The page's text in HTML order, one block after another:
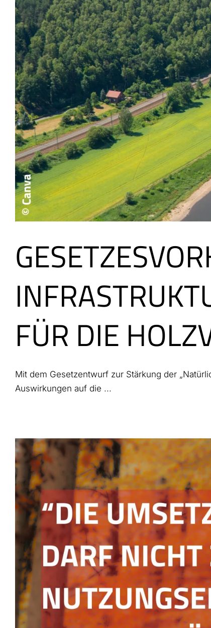
FÜR DIE
Mit dem Gesetzentwurf zur Stärkung der
Auswirkungen auf die ...